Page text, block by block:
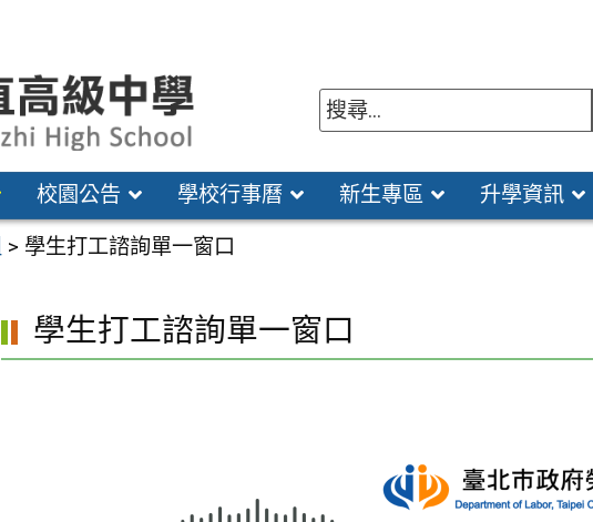
校園公告 學校行事曆 新生專區 升學資訊
> 學生打工諮詢單一窗口
學生打工諮詢單一窗口